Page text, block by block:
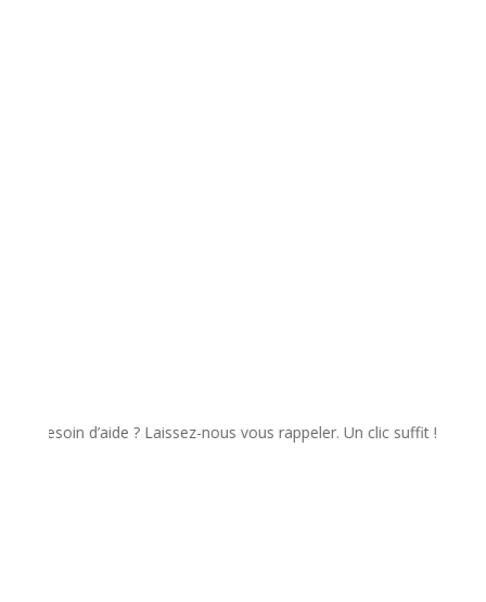
d’aide ? Laissez-nous vous rappeler. Un clic suffit !